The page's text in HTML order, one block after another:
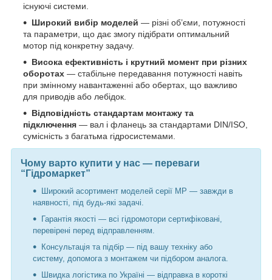
існуючі системи.
Широкий вибір моделей — різні об’єми, потужності
та параметри, що дає змогу підібрати оптимальний
мотор під конкретну задачу.
Висока ефективність і крутний момент при різних
оборотах — стабільне передавання потужності навіть
при змінному навантаженні або обертах, що важливо
для приводів або лебідок.
Відповідність стандартам монтажу та
підключення — вал і фланець за стандартами DIN/ISO,
сумісність з багатьма гідросистемами.
Чому варто купити у нас — переваги
“Гідромаркет”
Широкий асортимент моделей серії MP — завжди в
наявності, під будь-які задачі.
Гарантія якості — всі гідромотори сертифіковані,
перевірені перед відправленням.
Консультація та підбір — під вашу техніку або
систему, допомога з монтажем чи підбором аналога.
Швидка логістика по Україні — відправка в короткі